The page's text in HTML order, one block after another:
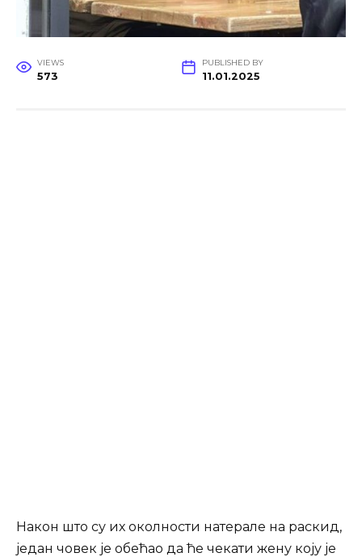
VIEWS
573
PUBLISHED BY
11.01.2025
Након што су их околности натерале на раскид,
један човек је обећао да ће чекати жену коју је